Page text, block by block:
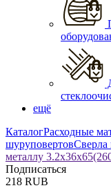
ещё
КаталогРасходные
шуруповертовСверла
металлу
Подписаться
218 RUB